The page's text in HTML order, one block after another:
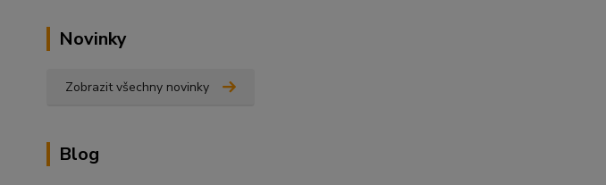
Novinky
Zobrazit všechny novinky
Blog